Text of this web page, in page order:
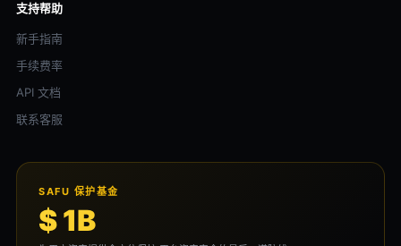
支持帮助
新手指南
手续费率
API 文档
联系客服
SAFU 保护基金
$ 1B